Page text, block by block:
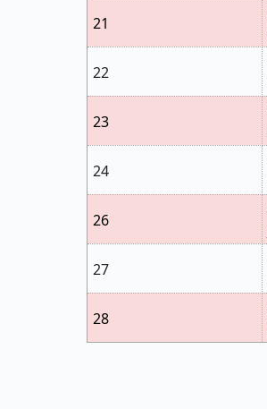
21
22
23
24
26
27
28